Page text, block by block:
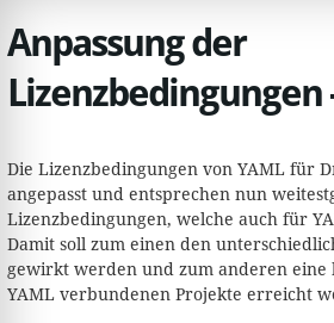
Anpassung der
Lizenzbedingungen
Die Lizenzbedingungen von YAML für
angepasst und entsprechen nun
Lizenzbedingungen, welche auch für
Damit soll zum einen den
gewirkt werden und zum anderen
YAML verbundenen Projekte erreicht